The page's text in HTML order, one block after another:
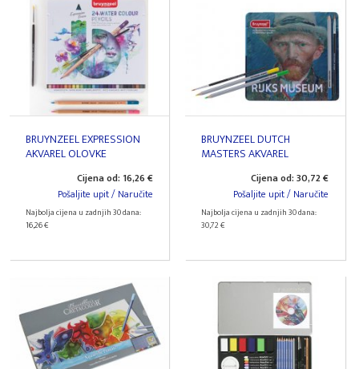
BRUYNZEEL EXPRESSION
AKVAREL OLOVKE
Cijena od: 16,26 €
Pošaljite upit / Naručite
Najbolja cijena u zadnjih 30 dana:
16,26 €
BRUYNZEEL DUTCH
MASTERS AKVAREL
Cijena od: 30,72 €
Pošaljite upit / Naručite
Najbolja cijena u zadnjih 30 dana:
30,72 €